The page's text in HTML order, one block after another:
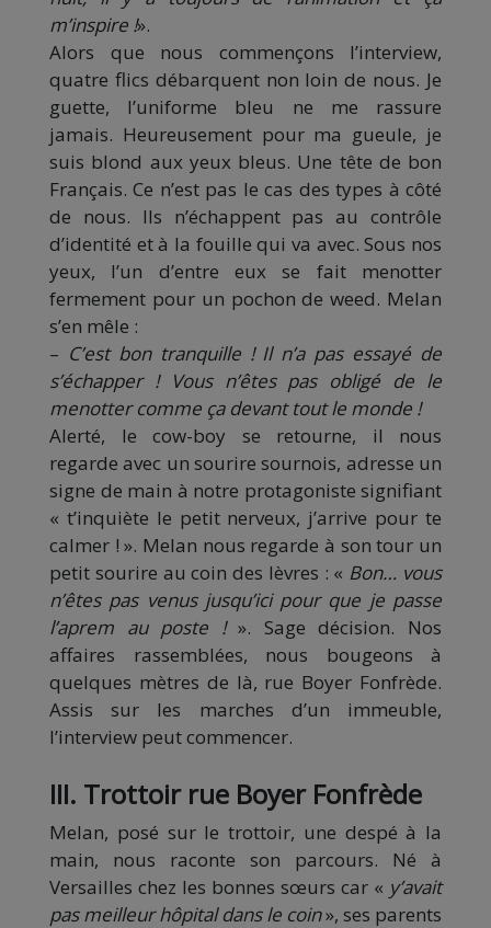
m’inspire !».
Alors que nous commençons l’interview,
quatre flics débarquent non loin de nous. Je
guette, l’uniforme bleu ne me rassure
jamais. Heureusement pour ma gueule, je
suis blond aux yeux bleus. Une tête de bon
Français. Ce n’est pas le cas des types à côté
de nous. Ils n’échappent pas au contrôle
d’identité et à la fouille qui va avec. Sous nos
yeux, l’un d’entre eux se fait menotter
fermement pour un pochon de weed. Melan
s’en mêle :
– C’est bon tranquille ! Il n’a pas essayé de
s’échapper ! Vous n’êtes pas obligé de le
menotter comme ça devant tout le monde !
Alerté, le cow-boy se retourne, il nous
regarde avec un sourire sournois, adresse un
signe de main à notre protagoniste signifiant
« t’inquiète le petit nerveux, j’arrive pour te
calmer ! ». Melan nous regarde à son tour un
petit sourire au coin des lèvres : « Bon… vous
n’êtes pas venus jusqu’ici pour que je passe
l’aprem au poste !». Sage décision. Nos
affaires rassemblées, nous bougeons à
quelques mètres de là, rue Boyer Fonfrède.
Assis sur les marches d’un immeuble,
l’interview peut commencer.
III. Trottoir rue Boyer Fonfrède
Melan, posé sur le trottoir, une despé à la
main, nous raconte son parcours. Né à
Versailles chez les bonnes sœurs car « y’avait
pas meilleur hôpital dans le coin», ses parents